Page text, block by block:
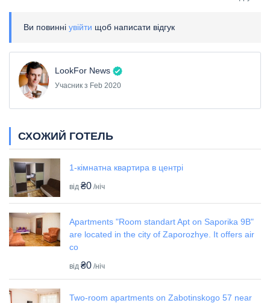
Ви повинні увійти щоб написати відгук
LookFor News
Учасник з Feb 2020
СХОЖИЙ ГОТЕЛЬ
1-кімнатна квартира в центрі
від ₴0 /ніч
Apartments "Room standart Apt on Saporika 9B"
are located in the city of Zaporozhye. It offers air
co
від ₴0 /ніч
Two-room apartments on Zabotinskogo 57 near